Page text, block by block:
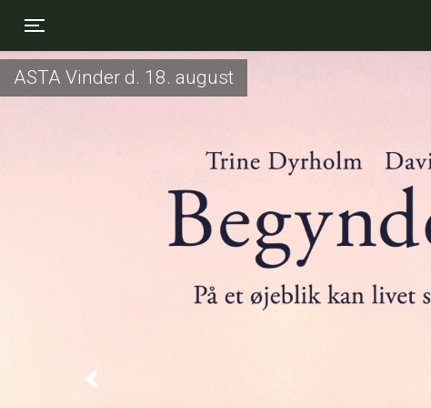
ASTA Vinder d. 18. august
Previous